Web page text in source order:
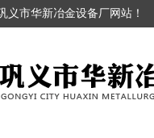
义市华新冶金设备厂网站！